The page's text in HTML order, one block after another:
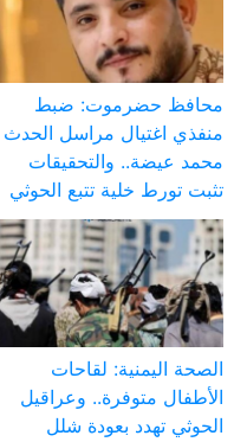
محافظ حضرموت: ضبط
منفذي اغتيال مراسل الحدث
محمد عيضة.. والتحقيقات
تثبت تورط خلية تتبع الحوثي
الصحة اليمنية: لقاحات
الأطفال متوفرة.. وعراقيل
الحوثي تهدد بعودة شلل